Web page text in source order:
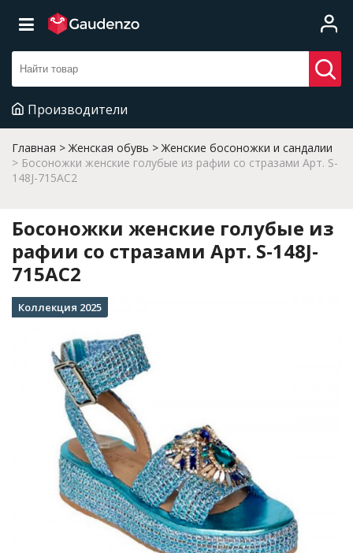
Производители
Главная Женская обувь
Женские босоножки и сандалии
Босоножки женские голубые из рафии со стразами Арт. S-
148J-715AC2
Босоножки женские голубые из
рафии со стразами Арт. S-148J-
715AC2
Коллекция 2025